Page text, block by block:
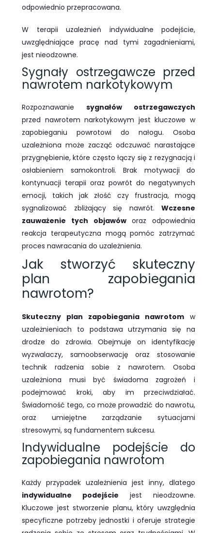
odpowiednio przepracowana.
W terapii uzależnień indywidualne podejście,
uwzględniające pracę nad tymi zagadnieniami,
jest nieodzowne.
Sygnały ostrzegawcze przed
nawrotem narkotykowym
Rozpoznawanie sygnałów ostrzegawczych
przed nawrotem narkotykowym jest kluczowe w
zapobieganiu powrotowi do nałogu. Osoba
uzależniona może zacząć odczuwać narastające
przygnębienie, które często łączy się z rezygnacją i
osłabieniem samokontroli. Brak motywacji do
kontynuacji terapii oraz powrót do negatywnych
emocji, takich jak złość czy frustracja, mogą
sygnalizować zbliżający się nawrót. Wczesne
zauważenie tych objawóworaz odpowiednia
reakcja terapeutyczna mogą pomóc zatrzymać
proces nawracania do uzależnienia.
Jak stworzyć skuteczny
plan zapobiegania
nawrotom?
Skuteczny plan zapobiegania nawrotom w
uzależnieniach to podstawa utrzymania się na
drodze do zdrowia. Obejmuje on identyfikację
wyzwalaczy, samoobserwację oraz stosowanie
technik radzenia sobie z nawrotem. Osoba
uzależniona musi być świadoma zagrożeń i
podejmować kroki, aby im przeciwdziałać.
Świadomość tego, co może prowadzić do nawrotu,
oraz umiejętne zarządzanie sytuacjami
stresowymi, są fundamentem sukcesu.
Indywidualne podejście do
zapobiegania nawrotom
Każdy przypadek uzależnienia jest inny, dlatego
indywidualne podejście jest nieodzowne.
Kluczowe jest stworzenie planu, który uwzględnia
specyficzne potrzeby jednostki i oferuje strategie